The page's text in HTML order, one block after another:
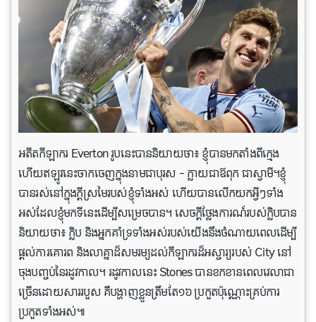
អតីតកីឡាករ Everton រូបនេះបាននិយាយថា៖ ខ្ញុំបានមកតាំងពីក្មេង
ហើយឥឡូវនេះចាកចេញក្នុងនាមជាបុរស – ក្លាយជាឪពុក ជាស្វាមី។ខ្ញុំ
បានរស់នៅក្នុងក្តីស្រមៃរបស់ខ្ញុំទាំងអស់ ហើយបានលើកយកអ្វីៗទាំង
អស់ដែលខ្ញុំមកទីនេះដើម្បីសម្រេចបាន។ សេចក្តីថ្លែងការណ៍របស់ក្លិបបាន
និយាយថា៖ ក្លិប និងអ្នកគាំទ្រទាំងអស់របស់យើងនឹងចំណាយពេលដើម្បី
ផ្តល់ការគោរព និងលាគ្នាដ៏សមរម្យដល់កីឡាករដ៏អស្ចារ្យរបស់ City នៅ
ចុងបញ្ចប់នៃរដូវកាល។ រដូវកាលនេះ Stones បានខកខានពេលវេលាជា
ច្រើនដោយសាររបួស គឺបង្ហាញខ្លួនត្រឹមតែ១៦ ប្រកួតប៉ុណ្ណោះគ្រប់ការ
ប្រកួតទាំងអស់៕